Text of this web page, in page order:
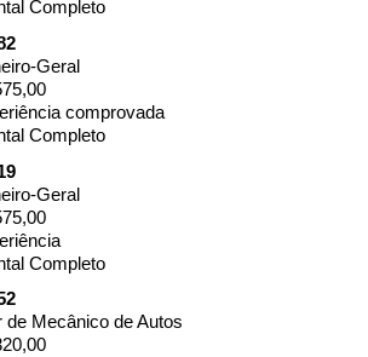
Completo
Geral
comprovada
Completo
Geral
Completo
de Mecânico de Autos